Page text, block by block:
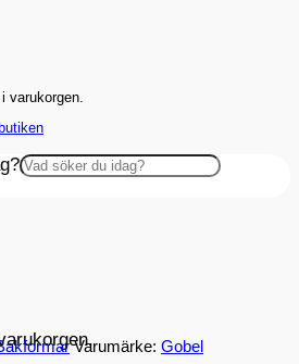
varukorgen.
Varumärke: Gobel